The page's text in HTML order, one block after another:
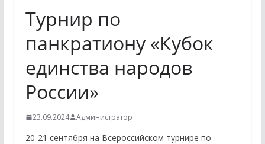
Турнир по
панкратиону «Кубок
единства народов
России»
23.09.2024 Администратор
20-21 сентября на Всероссийском турнире по